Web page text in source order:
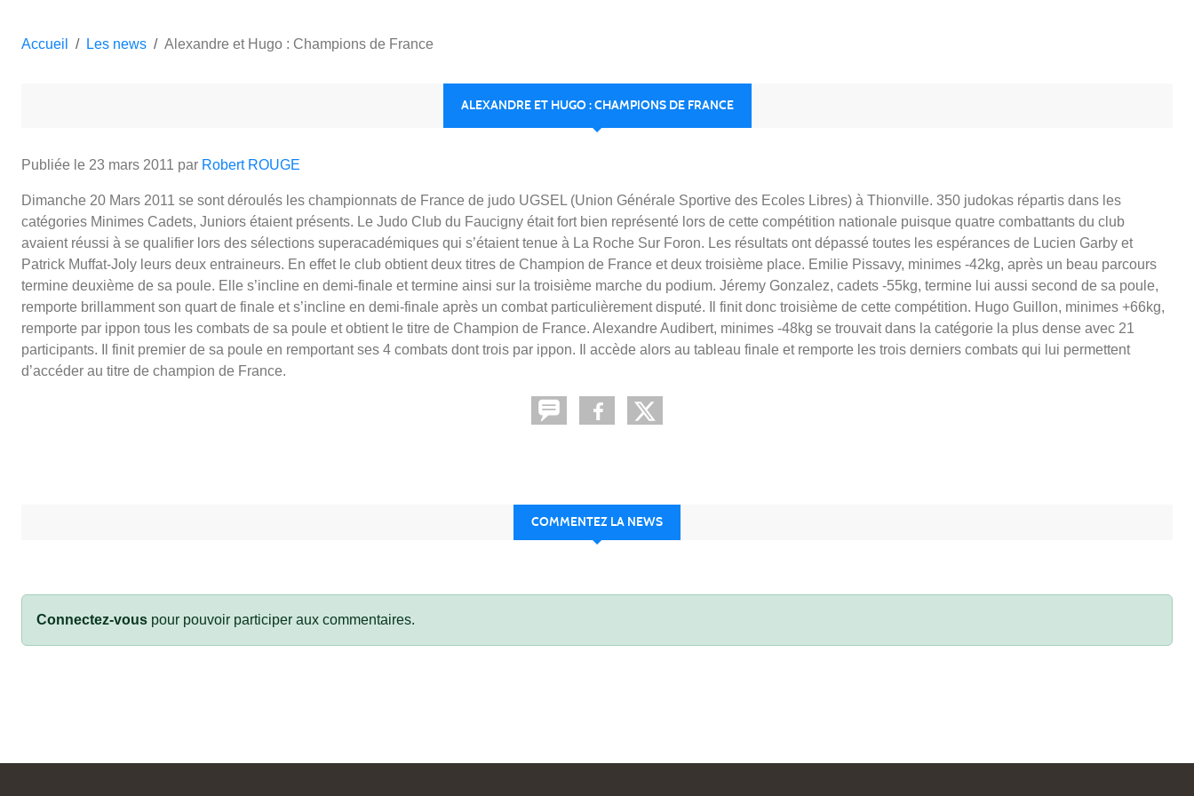
Accueil Les news Alexandre et Hugo : Champions de France
ALEXANDRE ET HUGO : CHAMPIONS DE FRANCE
Publiée le 23 mars 2011 par Robert ROUGE
Dimanche 20 Mars 2011 se sont déroulés les championnats de France de judo UGSEL (Union Générale Sportive des Ecoles Libres) à Thionville. 350 judokas répartis dans les
catégories Minimes Cadets, Juniors étaient présents. Le Judo Club du Faucigny était fort bien représenté lors de cette compétition nationale puisque quatre combattants du club
avaient réussi à se qualifier lors des sélections superacadémiques qui s’étaient tenue à La Roche Sur Foron. Les résultats ont dépassé toutes les espérances de Lucien Garby et
Patrick Muffat-Joly leurs deux entraineurs. En effet le club obtient deux titres de Champion de France et deux troisième place. Emilie Pissavy, minimes -42kg, après un beau parcours
termine deuxième de sa poule. Elle s’incline en demi-finale et termine ainsi sur la troisième marche du podium. Jéremy Gonzalez, cadets -55kg, termine lui aussi second de sa poule,
remporte brillamment son quart de finale et s’incline en demi-finale après un combat particulièrement disputé. Il finit donc troisième de cette compétition. Hugo Guillon, minimes +66kg,
remporte par ippon tous les combats de sa poule et obtient le titre de Champion de France. Alexandre Audibert, minimes -48kg se trouvait dans la catégorie la plus dense avec 21
participants. Il finit premier de sa poule en remportant ses 4 combats dont trois par ippon. Il accède alors au tableau finale et remporte les trois derniers combats qui lui permettent
d’accéder au titre de champion de France.
COMMENTEZ LA NEWS
Connectez-vous pour pouvoir participer aux commentaires.